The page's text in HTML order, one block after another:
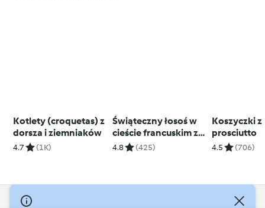
Kotlety (croquetas) z
dorsza i ziemniaków
4.7 (1K)
Świąteczny łosoś w
cieście francuskim z
sosem berneńskim
4.8 (425)
Koszyczki z
prosciutto
4.5 (706)